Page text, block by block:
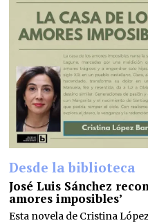
Desde la biblioteca
José Luis Sánchez
amores imposibles’
Esta novela de Cristina